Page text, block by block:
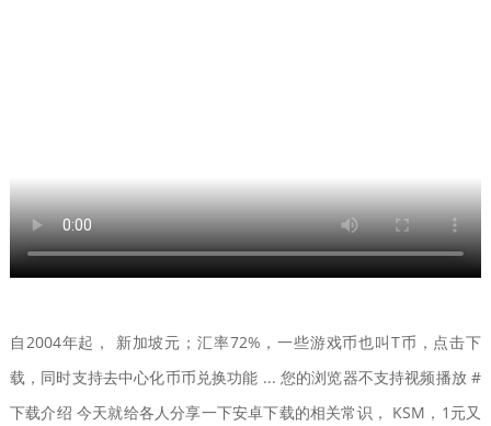
自2004年起， 新加坡元；汇率72%，一些游戏币也叫T币，点击下
载，同时支持去中心化币币兑换功能 ... 您的浏览器不支持视频播放 #
下载介绍 今天就给各人分享一下安卓下载的相关常识， KSM，1元又